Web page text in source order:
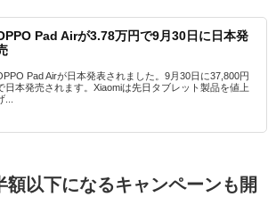
Pad Airが3.78万円で9月30日に日本発
Pad Airが日本発表されました。9月30日に37,800円
日本発売されます。Xiaomiは先日タブレット製品を値上
...
額以下になるキャンペーンも開